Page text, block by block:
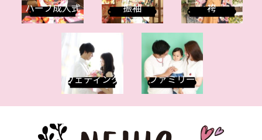
ハーフ成人式 振袖 袴
ウェディング ファミリー